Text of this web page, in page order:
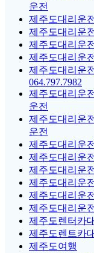
운전
제주도대리운
제주도대리운
제주도대리운
제주도대리운
제주도대리운
064.797.7982
제주도대리운
운전
제주도대리운
운전
제주도대리운
제주도대리운
제주도대리운
제주도대리운
제주도대리운
제주도대리운
제주도렌터카
제주도렌트카
제주도여행